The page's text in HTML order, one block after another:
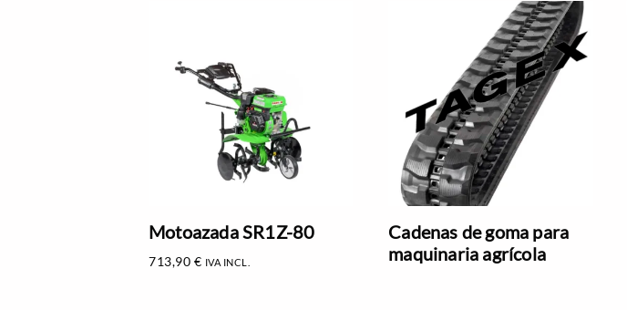
Motoazada SR1Z-80
713,90 € IVA INCL.
Cadenas de goma para
maquinaria agrícola